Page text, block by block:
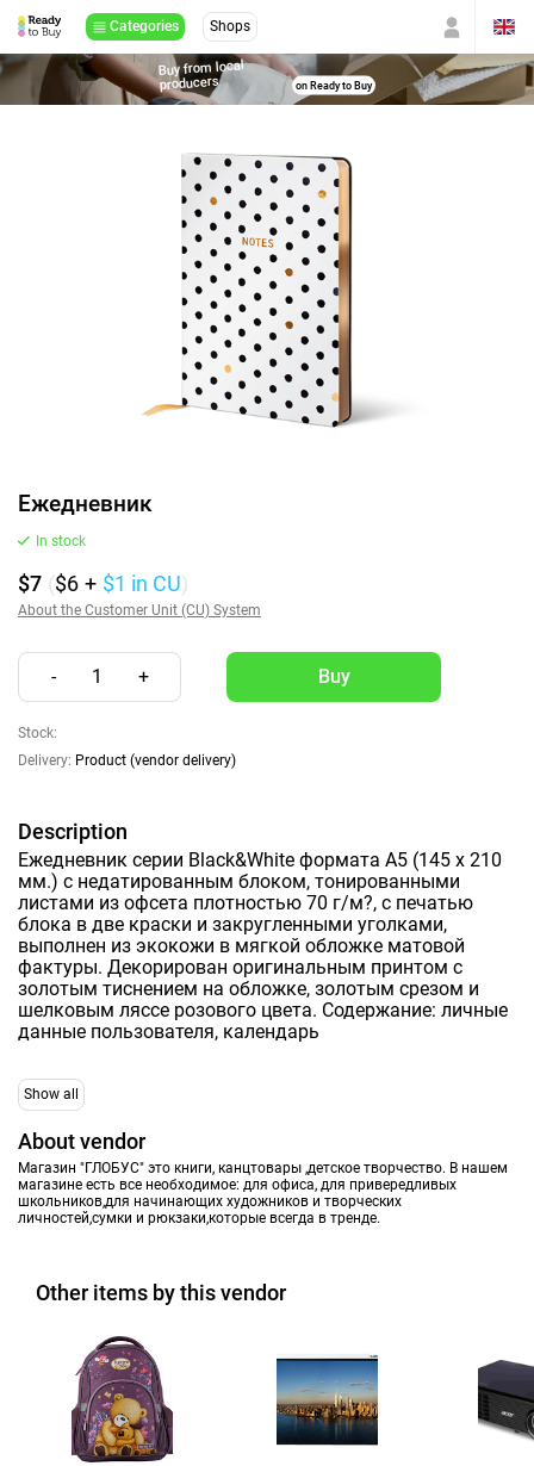
Categories Shops
Buy from local
producers on Ready to Buy
Ежедневник
In stock
$7 ($6 + $1 in CU)
About the Customer Unit (CU) System
- 1 +
Stock:
Delivery: Product (vendor delivery)
Description
Ежедневник серии Black&White формата А5 (145 х 210
мм.) с недатированным блоком, тонированными
листами из офсета плотностью 70 г/м?, с печатью
блока в две краски и закругленными уголками,
выполнен из экокожи в мягкой обложке матовой
фактуры. Декорирован оригинальным принтом с
золотым тиснением на обложке, золотым срезом и
шелковым ляссе розового цвета. Содержание: личные
данные пользователя, календарь
Show all
About vendor
Магазин "ГЛОБУС" это книги, канцтовары ,детское творчество. В нашем
магазине есть все необходимое: для офиса, для привередливых
школьников,для начинающих художников и творческих
личностей,сумки и рюкзаки,которые всегда в тренде.
Other items by this vendor